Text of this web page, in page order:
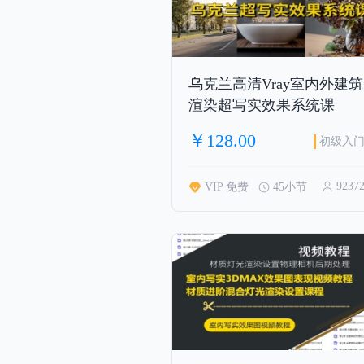
乌克兰高清Vray室内外建筑
渲染超写实效果系统课
￥128.00 初级入门
VIP 免费 45小节 92372